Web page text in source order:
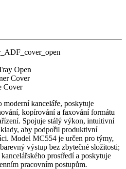
kanceláře, poskytuje
kopírování a faxování formátu
Spojuje stálý výkon, intuitivní
aby podpořil produktivní
Model MC554 je určen pro týmy,
výstup bez zbytečné složitosti;
prostředí a poskytuje
pracovním postupům.